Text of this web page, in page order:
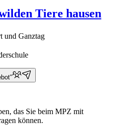
Tiere hausen
und Ganztag
das Sie beim MPZ mit
können.